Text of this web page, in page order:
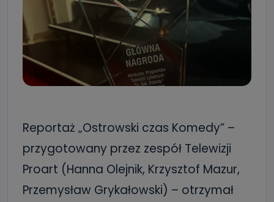
Reportaż „Ostrowski czas Komedy” –
przygotowany przez zespół Telewizji
Proart (Hanna Olejnik, Krzysztof Mazur,
Przemysław Grykałowski) – otrzymał